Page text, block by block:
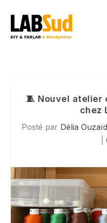
🧵 Nouvel atelier
chez
Posté par Délia Ouzaïd